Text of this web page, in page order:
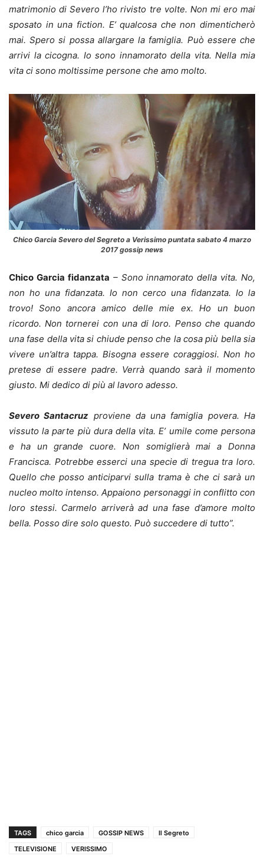
matrimonio di Severo l’ho rivisto tre volte. Non mi ero mai
sposato in una fiction. E’ qualcosa che non dimenticherò
mai. Spero si possa allargare la famiglia. Può essere che
arrivi la cicogna. Io sono innamorato della vita. Nella mia
vita ci sono moltissime persone che amo molto.
Chico Garcia Severo del Segreto a Verissimo puntata sabato 4 marzo
2017 gossip news
Chico Garcia fidanzata – Sono innamorato della vita. No,
non ho una fidanzata. Io non cerco una fidanzata. Io la
trovo! Sono ancora amico delle mie ex. Ho un buon
ricordo. Non tornerei con una di loro. Penso che quando
una fase della vita si chiude penso che la cosa più bella sia
vivere un’altra tappa. Bisogna essere coraggiosi. Non ho
pretese di essere padre. Verrà quando sarà il momento
giusto. Mi dedico di più al lavoro adesso.
Severo Santacruz proviene da una famiglia povera. Ha
vissuto la parte più dura della vita. E’ umile come persona
e ha un grande cuore. Non somiglierà mai a Donna
Francisca. Potrebbe esserci una specie di tregua tra loro.
Quello che posso anticiparvi sulla trama è che ci sarà un
nucleo molto intenso. Appaiono personaggi in conflitto con
loro stessi. Carmelo arriverà ad una fase d’amore molto
bella. Posso dire solo questo. Può succedere di tutto”.
TAGS chico garcia GOSSIP NEWS
Il Segreto
TELEVISIONE
VERISSIMO